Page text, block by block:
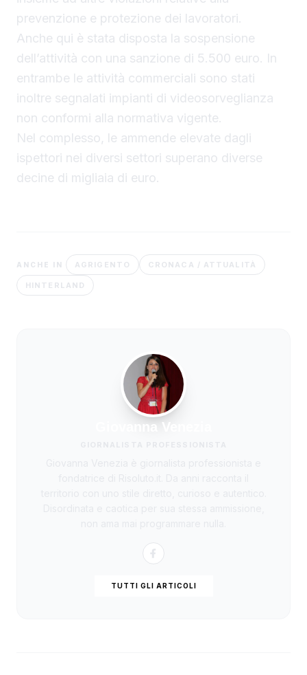
prevenzione e protezione dei lavoratori.
Anche qui è stata disposta la sospensione
dell’attività con una sanzione di 5.500 euro. In
entrambe le attività commerciali sono stati
inoltre segnalati impianti di videosorveglianza
non conformi alla normativa vigente.
Nel complesso, le ammende elevate dagli
ispettori nei diversi settori superano diverse
decine di migliaia di euro.
ANCHE IN AGRIGENTO CRONACA / ATTUALITÀ
HINTERLAND
Giovanna Venezia
TUTTI GLI ARTICOLI